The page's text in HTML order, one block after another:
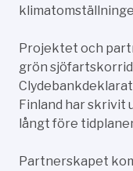
Projektet och
grön
Finland har skrivit
långt före
Partnerskapet